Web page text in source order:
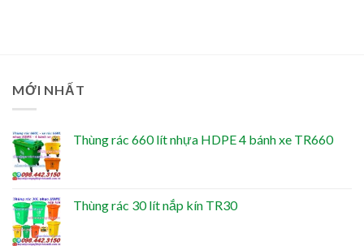
MỚI NHẤT
Thùng rác 660 lít nhựa HDPE 4 bánh xe TR660
Thùng rác 30 lít nắp kín TR30